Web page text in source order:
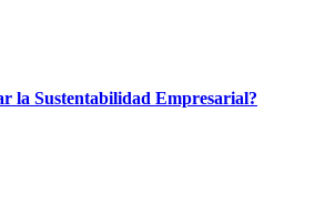
la Sustentabilidad Empresarial?